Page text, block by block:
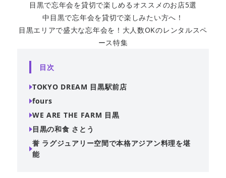
目黒で忘年会を貸切で楽しめるオススメのお店5選
中目黒で忘年会を貸切で楽しみたい方へ！
目黒エリアで盛大な忘年会を！大人数OKのレンタルスペ
ース特集
目次
TOKYO DREAM 目黒駅前店
fours
WE ARE THE FARM 目黒
目黒の和食 さとう
誉 ラグジュアリー空間で本格アジアン料理を堪
能